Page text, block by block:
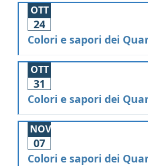
OTT
24
Colori e sapori dei
OTT
31
Colori e sapori dei
NOV
07
Colori e sapori dei